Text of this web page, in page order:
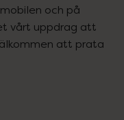
och på
vårt uppdrag att
att prata